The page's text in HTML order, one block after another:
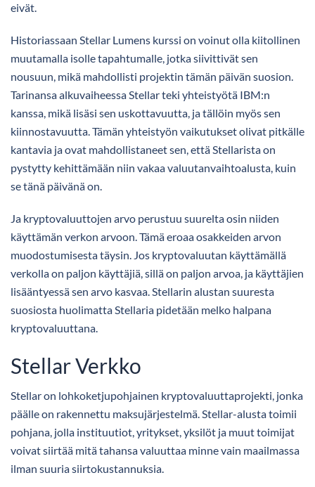
eivät.
Historiassaan Stellar Lumens kurssi on voinut olla kiitollinen
muutamalla isolle tapahtumalle, jotka siivittivät sen
nousuun, mikä mahdollisti projektin tämän päivän suosion.
Tarinansa alkuvaiheessa Stellar teki yhteistyötä IBM:n
kanssa, mikä lisäsi sen uskottavuutta, ja tällöin myös sen
kiinnostavuutta. Tämän yhteistyön vaikutukset olivat pitkälle
kantavia ja ovat mahdollistaneet sen, että Stellarista on
pystytty kehittämään niin vakaa valuutanvaihtoalusta, kuin
se tänä päivänä on.
Ja kryptovaluuttojen arvo perustuu suurelta osin niiden
käyttämän verkon arvoon. Tämä eroaa osakkeiden arvon
muodostumisesta täysin. Jos kryptovaluutan käyttämällä
verkolla on paljon käyttäjiä, sillä on paljon arvoa, ja käyttäjien
lisääntyessä sen arvo kasvaa. Stellarin alustan suuresta
suosiosta huolimatta Stellaria pidetään melko halpana
kryptovaluuttana.
Stellar Verkko
Stellar on lohkoketjupohjainen kryptovaluuttaprojekti, jonka
päälle on rakennettu maksujärjestelmä. Stellar-alusta toimii
pohjana, jolla instituutiot, yritykset, yksilöt ja muut toimijat
voivat siirtää mitä tahansa valuuttaa minne vain maailmassa
ilman suuria siirtokustannuksia.